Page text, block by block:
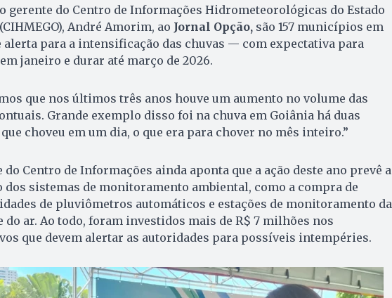
gerente do Centro de Informações Hidrometeorológicas do Estado
André Amorim, ao Jornal Opção, são 157 municípios em
alerta para a intensificação das chuvas — com expectativa para
janeiro e durar até março de 2026.
que nos últimos três anos houve um aumento no volume das
Grande exemplo disso foi na chuva em Goiânia há duas
choveu em um dia, o que era para chover no mês inteiro.”
do Centro de Informações ainda aponta que a ação deste ano prevê a
dos sistemas de monitoramento ambiental, como a compra de
de pluviômetros automáticos e estações de monitoramento da
do ar. Ao todo, foram investidos mais de R$ 7 milhões nos
que devem alertar as autoridades para possíveis intempéries.